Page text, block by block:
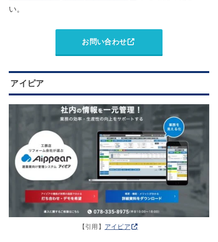
い。
お問い合わせ
アイピア
【引用】 アイピア